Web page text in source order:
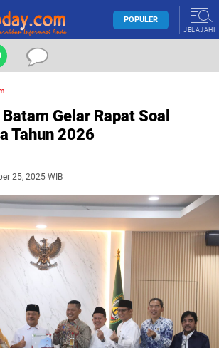
POPULER
JELAJAHI
Gelar Rapat Soal
Tahun 2026
25, 2025 WIB